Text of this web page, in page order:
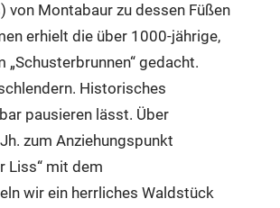
Montabaur zu dessen Füßen
erhielt die über 1000-jährige,
gedacht.
Historisches
pausieren lässt. Über
zum Anziehungspunkt
Liss“ mit dem
wir ein herrliches Waldstück